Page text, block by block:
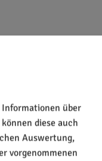
externe
Informationen über
diese auch
Auswertung,
vorgenommenen